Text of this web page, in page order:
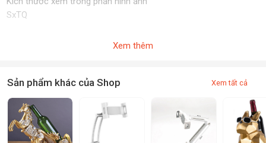
SxTQ
Xem thêm
Sản phẩm khác của Shop Xem tất cả